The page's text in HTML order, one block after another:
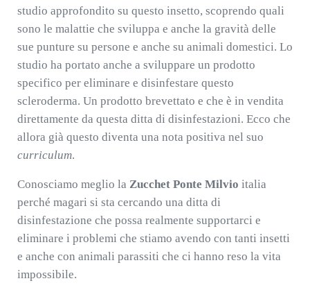
studio approfondito su questo insetto, scoprendo quali
sono le malattie che sviluppa e anche la gravità delle
sue punture su persone e anche su animali domestici. Lo
studio ha portato anche a sviluppare un prodotto
specifico per eliminare e disinfestare questo
scleroderma. Un prodotto brevettato e che è in vendita
direttamente da questa ditta di disinfestazioni. Ecco che
allora già questo diventa una nota positiva nel suo
curriculum.
Conosciamo meglio la Zucchet Ponte Milvio italia
perché magari si sta cercando una ditta di
disinfestazione che possa realmente supportarci e
eliminare i problemi che stiamo avendo con tanti insetti
e anche con animali parassiti che ci hanno reso la vita
impossibile.